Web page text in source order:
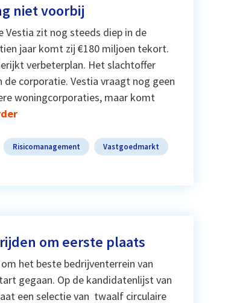
niet voorbij
Vestia zit nog steeds diep in de
jaar komt zij €180 miljoen tekort.
verbeterplan. Het slachtoffer
de corporatie. Vestia vraagt nog geen
woningcorporaties, maar komt
Risicomanagement Vastgoedmarkt
om eerste plaats
het beste bedrijventerrein van
gegaan. Op de kandidatenlijst van
een selectie van twaalf circulaire